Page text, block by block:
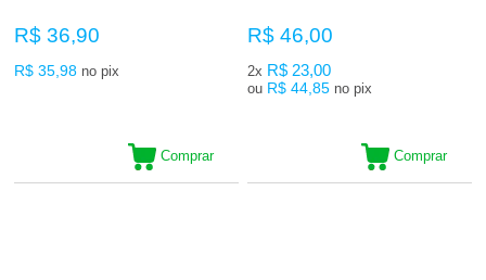
R$ 36,90
R$ 35,98 no pix
Comprar
R$ 46,00
2x R$ 23,00
ou R$ 44,85 no pix
Comprar